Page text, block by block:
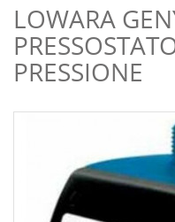
LOWARA GENYO|8A F22
PRESSIONE